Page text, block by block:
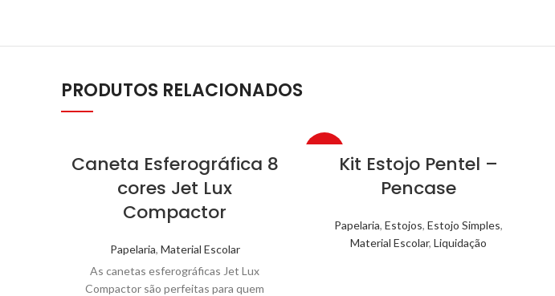
PRODUTOS RELACIONADOS
Caneta Esferográfica 8
cores Jet Lux
Compactor
Papelaria, Material Escolar
As canetas esferográficas Jet Lux
Compactor são perfeitas para quem
Kit Estojo Pentel –
Pencase
Papelaria, Estojos, Estojo Simples,
Material Escolar, Liquidação